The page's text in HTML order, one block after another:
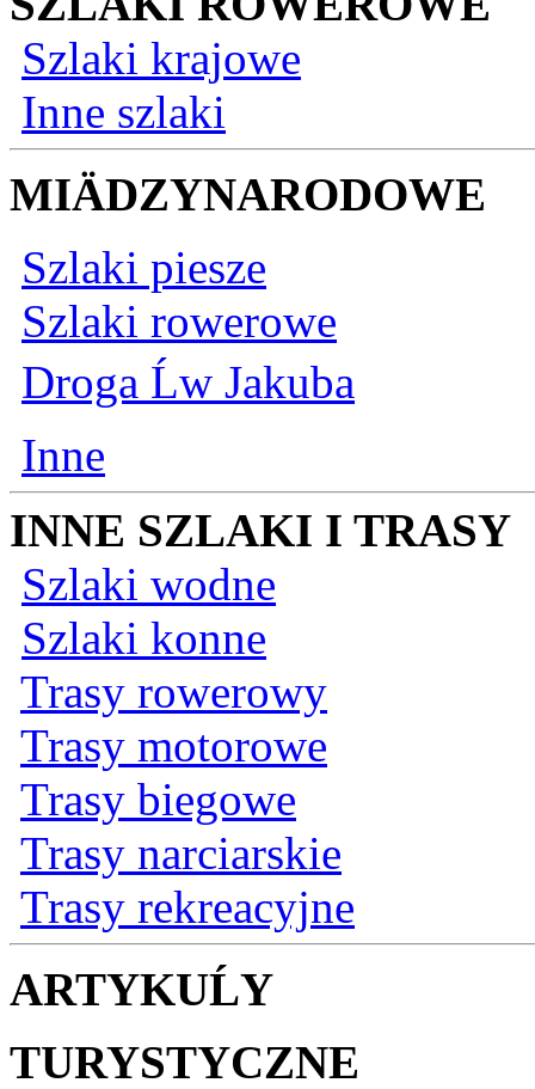
Szlaki krajowe
Inne szlaki
MIÄDZYNARODOWE
Szlaki piesze
Szlaki rowerowe
Droga Ĺw Jakuba
Inne
INNE SZLAKI I TRASY
Szlaki wodne
Szlaki konne
Trasy rowerowy
Trasy motorowe
Trasy biegowe
Trasy narciarskie
Trasy rekreacyjne
ARTYKUĹY
TURYSTYCZNE